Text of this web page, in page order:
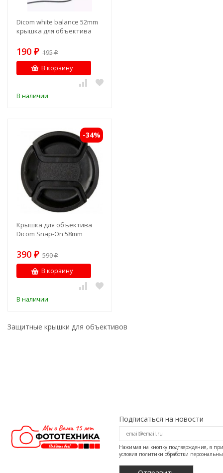
Dicom white balance 52mm
крышка для объектива
190 ₽ 195₽
В корзину
В наличии
-34%
Крышка для объектива
Dicom Snap-On 58mm
390 ₽ 590₽
В корзину
В наличии
Защитные крышки для объективов
Подписаться на новости
Нажимая на кнопку подтверждения, я
условия политики обработки